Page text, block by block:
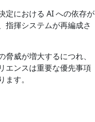
定における AI への依存が
指揮システムが再編成さ
脅威が増大するにつれ、
エンスは重要な優先事項
ます。